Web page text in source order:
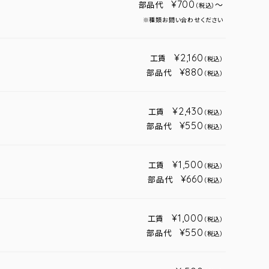
部品代 ¥700 （税込）～
※種類お問い合わせください
工賃 ¥2,160 （税込）
部品代 ¥880 （税込）
工賃 ¥2,430 （税込）
部品代 ¥550 （税込）
工賃 ¥1,500 （税込）
部品代 ¥660 （税込）
工賃 ¥1,000 （税込）
部品代 ¥550 （税込）